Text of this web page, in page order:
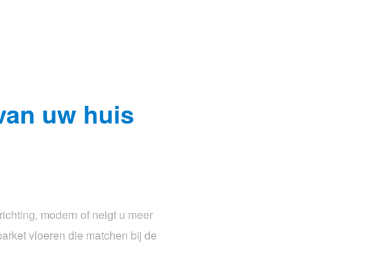
uw huis
modern of neigt u meer
vloeren die matchen bij de